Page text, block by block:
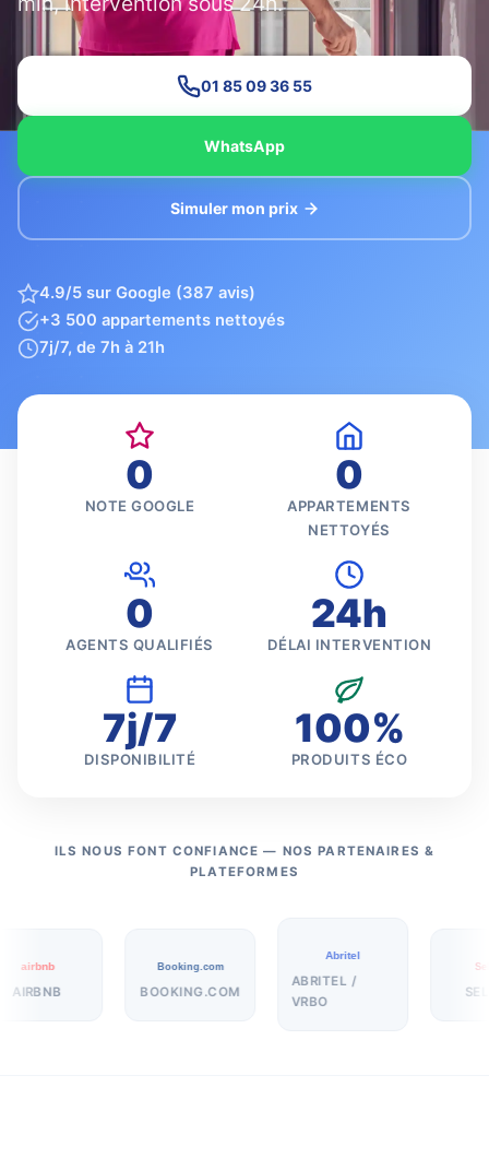
01 85 09 36 55
WhatsApp
Simuler mon prix
4.9/5 sur Google (387 avis)
+3 500 appartements nettoyés
7j/7, de 7h à 21h
0
NOTE GOOGLE
0
APPARTEMENTS
NETTOYÉS
0
AGENTS QUALIFIÉS
24h
DÉLAI INTERVENTION
7j/7
DISPONIBILITÉ
100%
PRODUITS ÉCO
ILS NOUS FONT CONFIANCE — NOS PARTENAIRES &
PLATEFORMES
airbnb
AIRBNB
Booking.com
BOOKING.COM
Abritel
ABRITEL /
VRBO